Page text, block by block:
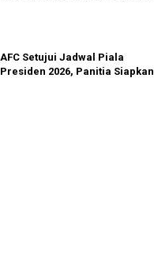
AFC Setujui Jadwal Piala
Presiden 2026, Panitia Siapkan